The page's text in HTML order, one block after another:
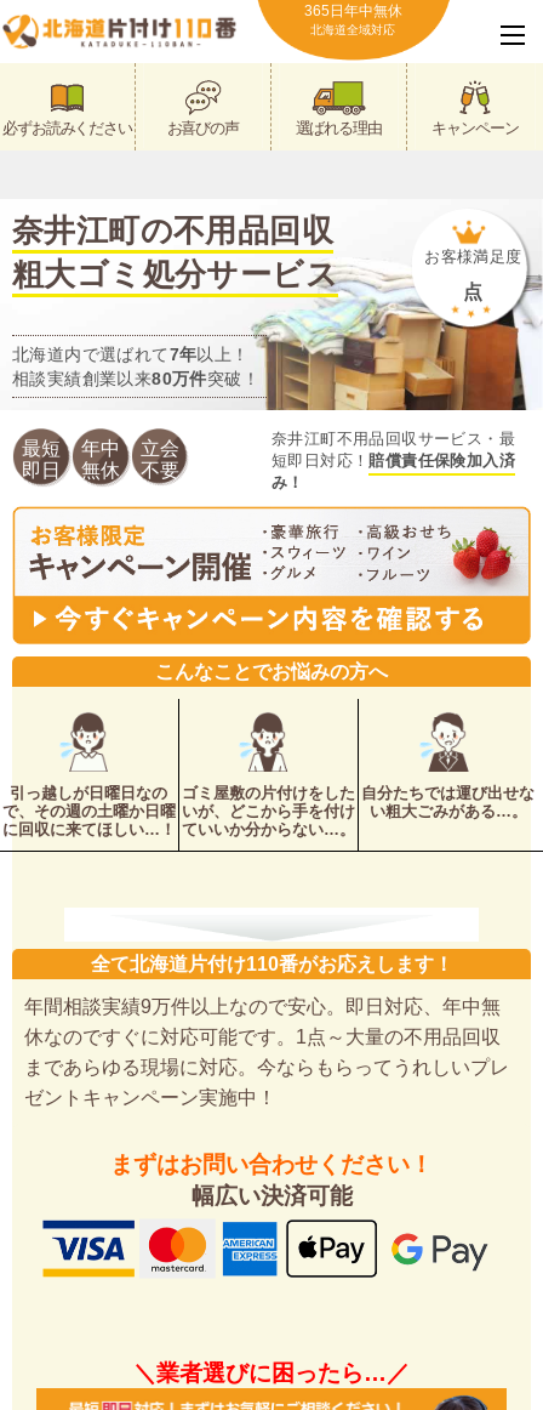
365日年中無休
北海道全域対応
必ずお読みください お喜びの声 選ばれる理由 キャンペーン
奈井江町の不用品回収
粗大ゴミ処分サービス
北海道内で選ばれて7年以上！
相談実績創業以来80万件突破！
お客様満足度
点
最短
即日
年中
無休
立会
不要
奈井江町不用品回収サービス・最
短即日対応！ 賠償責任保険加入済
み！
こんなことでお悩みの方へ
引っ越しが日曜日なの
で、その週の土曜か日曜
に回収に来てほしい…！
ゴミ屋敷の片付けをした
いが、どこから手を付け
ていいか分からない…。
自分たちでは運び出せな
い粗大ごみがある…。
全て北海道片付け110番がお応えします！
年間相談実績9万件以上なので安心。即日対応、年中無
休なのですぐに対応可能です。1点～大量の不用品回収
まであらゆる現場に対応。今ならもらってうれしいプレ
ゼントキャンペーン実施中！
まずはお問い合わせください！
幅広い決済可能
＼業者選びに困ったら…／